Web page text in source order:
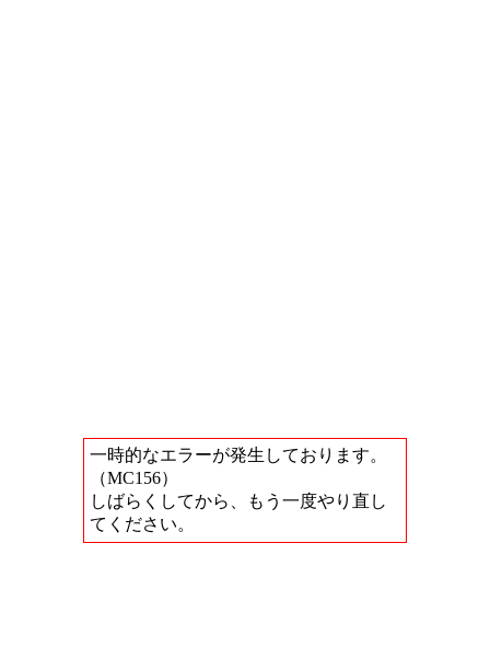
一時的なエラーが発生しております。
（MC156）
しばらくしてから、もう一度やり直し
てください。